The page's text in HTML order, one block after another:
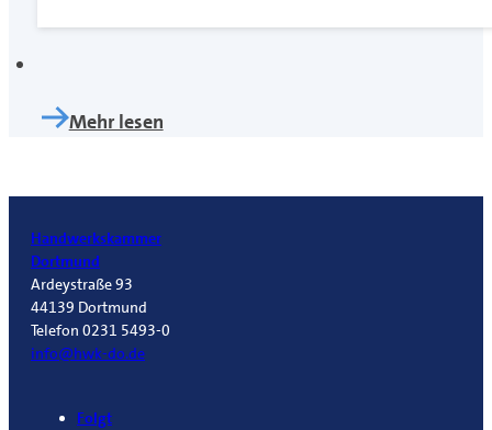
Mehr lesen
Handwerkskammer
Dortmund
Ardeystraße 93
44139 Dortmund
Telefon 0231 5493-0
info@hwk-do.de
Folgt